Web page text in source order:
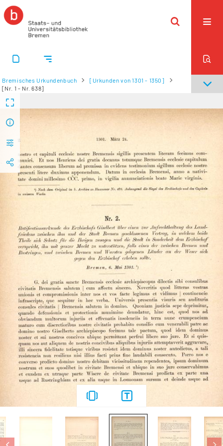
Bremisches Urkundenbuch
[Urkunden von 1301 - 1350]
[Nr. 1 - Nr. 638]